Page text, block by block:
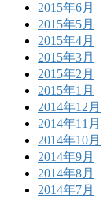
2015年6月
2015年5月
2015年4月
2015年3月
2015年2月
2015年1月
2014年12月
2014年11月
2014年10月
2014年9月
2014年8月
2014年7月